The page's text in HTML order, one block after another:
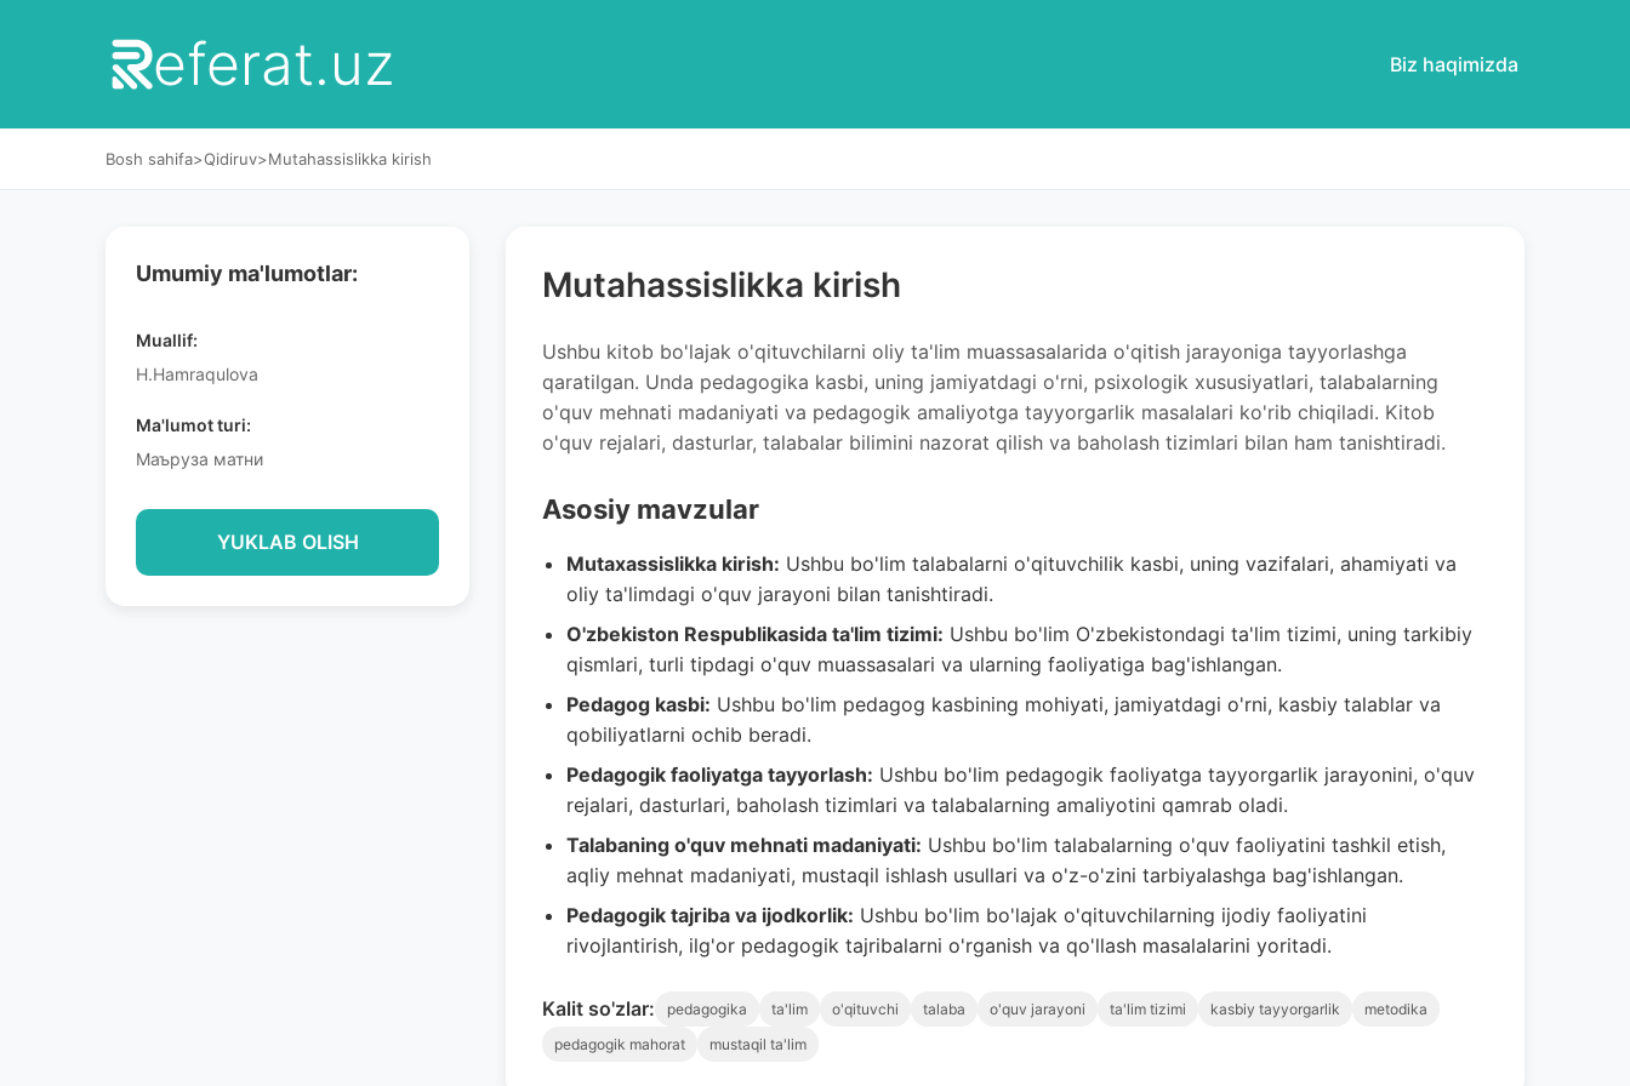
eferat.uz Biz haqimizda
Bosh sahifa>Qidiruv>Mutahassislikka kirish
Umumiy ma'lumotlar:
Muallif:
H.Hamraqulova
Ma'lumot turi:
Маъруза матни
YUKLAB OLISH
Mutahassislikka kirish
Ushbu kitob bo'lajak o'qituvchilarni oliy ta'lim muassasalarida o'qitish jarayoniga tayyorlashga
qaratilgan. Unda pedagogika kasbi, uning jamiyatdagi o'rni, psixologik xususiyatlari, talabalarning
o'quv mehnati madaniyati va pedagogik amaliyotga tayyorgarlik masalalari ko'rib chiqiladi. Kitob
o'quv rejalari, dasturlar, talabalar bilimini nazorat qilish va baholash tizimlari bilan ham tanishtiradi.
Asosiy mavzular
Mutaxassislikka kirish: Ushbu bo'lim talabalarni o'qituvchilik kasbi, uning vazifalari, ahamiyati va
oliy ta'limdagi o'quv jarayoni bilan tanishtiradi.
O'zbekiston Respublikasida ta'lim tizimi: Ushbu bo'lim O'zbekistondagi ta'lim tizimi, uning tarkibiy
qismlari, turli tipdagi o'quv muassasalari va ularning faoliyatiga bag'ishlangan.
Pedagog kasbi: Ushbu bo'lim pedagog kasbining mohiyati, jamiyatdagi o'rni, kasbiy talablar va
qobiliyatlarni ochib beradi.
Pedagogik faoliyatga tayyorlash: Ushbu bo'lim pedagogik faoliyatga tayyorgarlik jarayonini, o'quv
rejalari, dasturlari, baholash tizimlari va talabalarning amaliyotini qamrab oladi.
Talabaning o'quv mehnati madaniyati: Ushbu bo'lim talabalarning o'quv faoliyatini tashkil etish,
aqliy mehnat madaniyati, mustaqil ishlash usullari va o'z-o'zini tarbiyalashga bag'ishlangan.
Pedagogik tajriba va ijodkorlik: Ushbu bo'lim bo'lajak o'qituvchilarning ijodiy faoliyatini
rivojlantirish, ilg'or pedagogik tajribalarni o'rganish va qo'llash masalalarini yoritadi.
Kalit so'zlar: pedagogika ta'lim o'qituvchi talaba o'quv jarayoni ta'lim tizimi kasbiy tayyorgarlik
metodika
pedagogik mahorat
mustaqil ta'lim